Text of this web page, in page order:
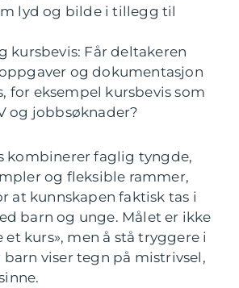
lyd og bilde i tillegg til
kursbevis: Får deltakeren
og dokumentasjon
for eksempel kursbevis som
og jobbsøknader?
kombinerer faglig tyngde,
og fleksible rammer,
at kunnskapen faktisk tas i
barn og unge. Målet er ikke
et kurs», men å stå tryggere i
barn viser tegn på mistrivsel,